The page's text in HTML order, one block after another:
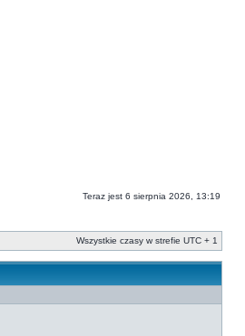
Teraz jest 6 sierpnia 2026, 13:19
Wszystkie czasy w strefie UTC + 1